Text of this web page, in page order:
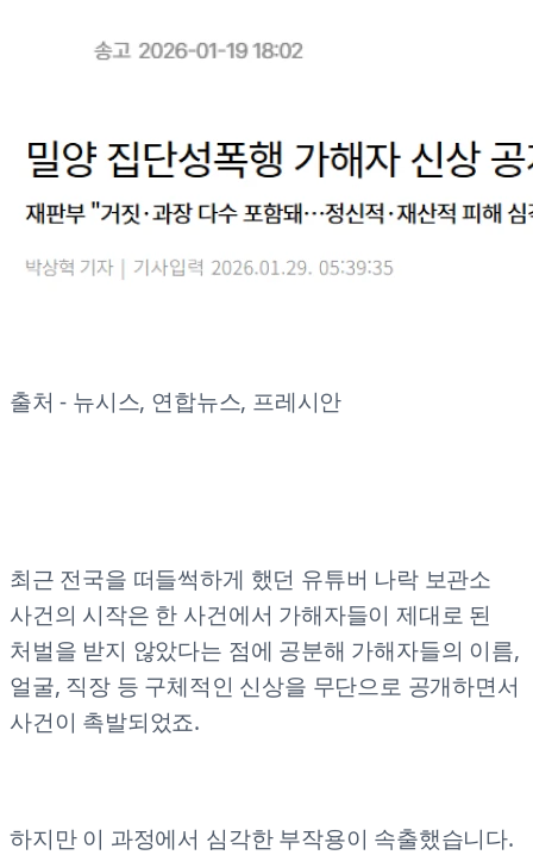
출처 - 뉴시스, 연합뉴스, 프레시안
최근 전국을 떠들썩하게 했던 유튜버 나락 보관소
사건의 시작은 한 사건에서 가해자들이 제대로 된
처벌을 받지 않았다는 점에 공분해 가해자들의 이름,
얼굴, 직장 등 구체적인 신상을 무단으로 공개하면서
사건이 촉발되었죠.
하지만 이 과정에서 심각한 부작용이 속출했습니다.